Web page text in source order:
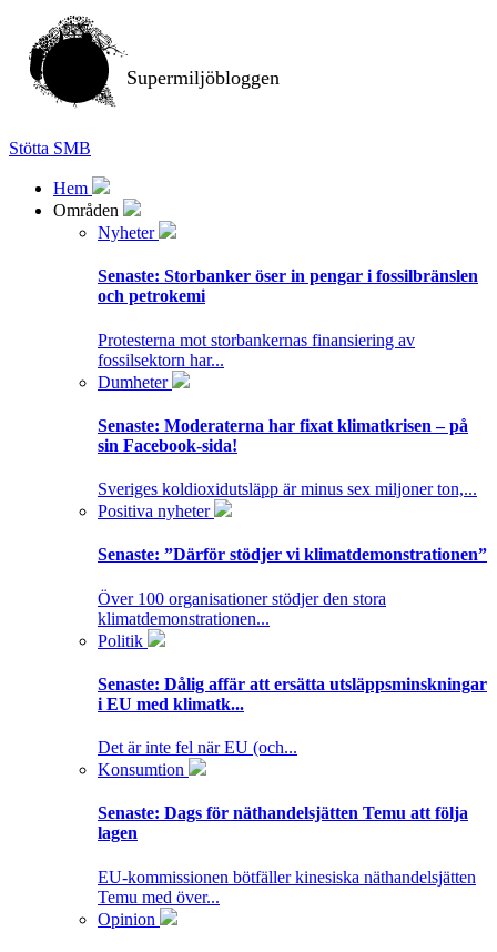
Supermiljöbloggen
Stötta SMB
Hem
Områden
Nyheter
Senaste: Storbanker öser in pengar i fossilbränslen
och petrokemi
Protesterna mot storbankernas finansiering av
fossilsektorn har...
Dumheter
Senaste: Moderaterna har fixat klimatkrisen – på
sin Facebook-sida!
Sveriges koldioxidutsläpp är minus sex miljoner ton,...
Positiva nyheter
Senaste: ”Därför stödjer vi klimatdemonstrationen”
Över 100 organisationer stödjer den stora
klimatdemonstrationen...
Politik
Senaste: Dålig affär att ersätta utsläppsminskningar
i EU med klimatk...
Det är inte fel när EU (och...
Konsumtion
Senaste: Dags för näthandelsjätten Temu att följa
lagen
EU-kommissionen bötfäller kinesiska näthandelsjätten
Temu med över...
Opinion